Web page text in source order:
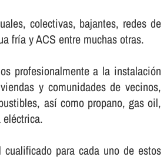
colectivas, bajantes, redes de
frí­a y ACS entre muchas otras.
profesionalmente a la instalación
y comunidades de vecinos,
así­ como propano, gas oil,
cualificado para cada uno de estos